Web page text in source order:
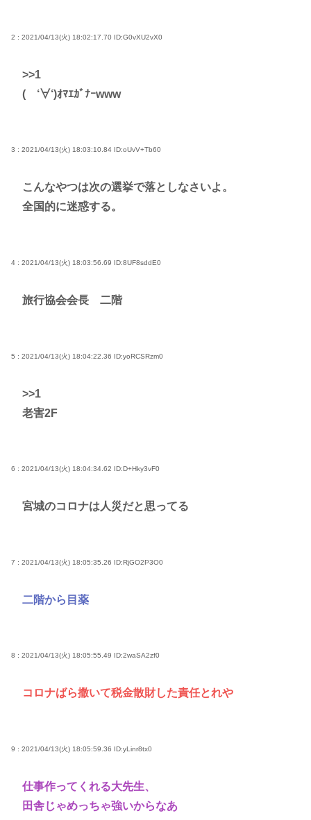
2 : 2021/04/13(火) 18:02:17.70 ID:G0vXU2vX0
>>1
( ‘∀‘)ｵﾏｴｶﾞﾅｰwww
3 : 2021/04/13(火) 18:03:10.84 ID:oUvV+Tb60
こんなやつは次の選挙で落としなさいよ。
全国的に迷惑する。
4 : 2021/04/13(火) 18:03:56.69 ID:8UF8sddE0
旅行協会会長 二階
5 : 2021/04/13(火) 18:04:22.36 ID:yoRCSRzm0
>>1
老害2F
6 : 2021/04/13(火) 18:04:34.62 ID:D+Hky3vF0
宮城のコロナは人災だと思ってる
7 : 2021/04/13(火) 18:05:35.26 ID:RjGO2P3O0
二階から目薬
8 : 2021/04/13(火) 18:05:55.49 ID:2waSA2zf0
コロナばら撒いて税金散財した責任とれや
9 : 2021/04/13(火) 18:05:59.36 ID:yLinr8tx0
仕事作ってくれる大先生、
田舎じゃめっちゃ強いからなあ